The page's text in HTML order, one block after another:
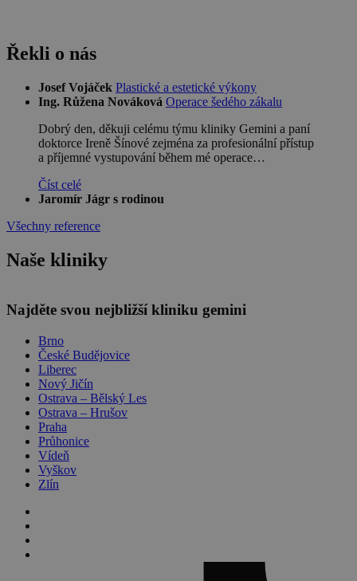
Řekli o nás
Josef Vojáček Plastické a estetické výkony
Ing. Růžena Nováková Operace šedého zákalu
Dobrý den, děkuji celému týmu kliniky Gemini a paní
doktorce Ireně Šínové zejména za profesionální přístup
a příjemné vystupování během mé operace…
Číst celé
Jaromír Jágr s rodinou
Všechny reference
Naše kliniky
Najděte svou nejbližší kliniku gemini
Brno
České Budějovice
Liberec
Nový Jičín
Ostrava – Bělský Les
Ostrava – Hrušov
Praha
Průhonice
Vídeň
Vyškov
Zlín